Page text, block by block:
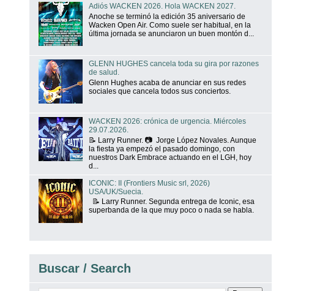
Adiós WACKEN 2026. Hola WACKEN 2027.
Anoche se terminó la edición 35 aniversario de
Wacken Open Air. Como suele ser habitual, en la
última jornada se anunciaron un buen montón d...
GLENN HUGHES cancela toda su gira por razones
de salud.
Glenn Hughes acaba de anunciar en sus redes
sociales que cancela todos sus conciertos.
WACKEN 2026: crónica de urgencia. Miércoles
29.07.2026.
📝 Larry Runner. 📷 Jorge López Novales. Aunque
la fiesta ya empezó el pasado domingo, con
nuestros Dark Embrace actuando en el LGH, hoy
d...
ICONIC: II (Frontiers Music srl, 2026)
USA/UK/Suecia.
📝 Larry Runner. Segunda entrega de Iconic, esa
superbanda de la que muy poco o nada se habla.
Buscar / Search